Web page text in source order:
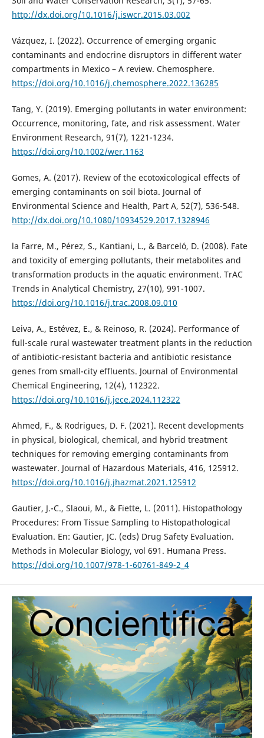
http://dx.doi.org/10.1016/j.iswcr.2015.03.002
Vázquez, I. (2022). Occurrence of emerging organic
contaminants and endocrine disruptors in different water
compartments in Mexico – A review. Chemosphere.
https://doi.org/10.1016/j.chemosphere.2022.136285
Tang, Y. (2019). Emerging pollutants in water environment:
Occurrence, monitoring, fate, and risk assessment. Water
Environment Research, 91(7), 1221-1234.
https://doi.org/10.1002/wer.1163
Gomes, A. (2017). Review of the ecotoxicological effects of
emerging contaminants on soil biota. Journal of
Environmental Science and Health, Part A, 52(7), 536-548.
http://dx.doi.org/10.1080/10934529.2017.1328946
la Farre, M., Pérez, S., Kantiani, L., & Barceló, D. (2008). Fate
and toxicity of emerging pollutants, their metabolites and
transformation products in the aquatic environment. TrAC
Trends in Analytical Chemistry, 27(10), 991-1007.
https://doi.org/10.1016/j.trac.2008.09.010
Leiva, A., Estévez, E., & Reinoso, R. (2024). Performance of
full-scale rural wastewater treatment plants in the reduction
of antibiotic-resistant bacteria and antibiotic resistance
genes from small-city effluents. Journal of Environmental
Chemical Engineering, 12(4), 112322.
https://doi.org/10.1016/j.jece.2024.112322
Ahmed, F., & Rodrigues, D. F. (2021). Recent developments
in physical, biological, chemical, and hybrid treatment
techniques for removing emerging contaminants from
wastewater. Journal of Hazardous Materials, 416, 125912.
https://doi.org/10.1016/j.jhazmat.2021.125912
Gautier, J.-C., Slaoui, M., & Fiette, L. (2011). Histopathology
Procedures: From Tissue Sampling to Histopathological
Evaluation. En: Gautier, JC. (eds) Drug Safety Evaluation.
Methods in Molecular Biology, vol 691. Humana Press.
https://doi.org/10.1007/978-1-60761-849-2_4